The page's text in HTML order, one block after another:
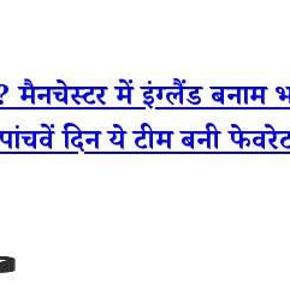
में इंग्लैंड बनाम
दिन ये टीम बनी